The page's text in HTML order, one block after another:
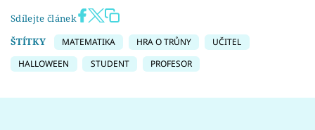
Sdílejte článek
ŠTÍTKY
MATEMATIKA HRA O TRŮNY
UČITEL
HALLOWEEN
STUDENT PROFESOR